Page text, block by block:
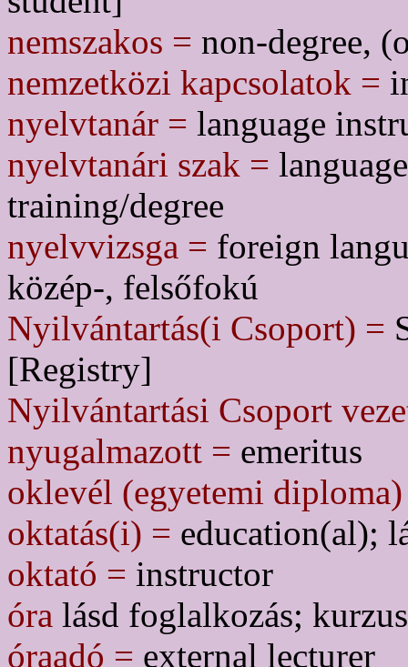
nemszakos = non-degree,
nemzetközi kapcsolatok =
nyelvtanár = language
nyelvtanári szak =
training/degree
nyelvvizsga = foreign
közép-, felsőfokú
Nyilvántartás(i Csoport) =
[Registry]
Nyilvántartási Csoport
nyugalmazott = emeritus
oklevél (egyetemi
oktatás(i) = education(al);
oktató = instructor
óra lásd foglalkozás; kurzus
óraadó = external lecturer